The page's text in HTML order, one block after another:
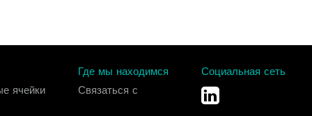
ячейки
Где мы находимся
Связаться с
Социальная сеть